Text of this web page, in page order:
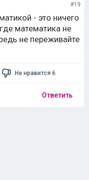
#19
- это ничего
математика не
не переживайте
Не нравится 6
Ответить